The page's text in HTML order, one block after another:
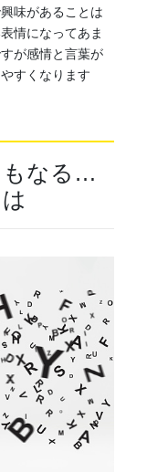
味があることは
情になってあま
が感情と言葉が
すくなります
もなる…